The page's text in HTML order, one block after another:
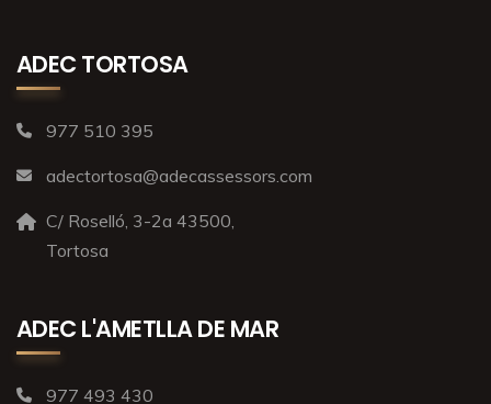
ADEC TORTOSA
977 510 395
adectortosa@adecassessors.com
C/ Roselló, 3-2a 43500,
Tortosa
ADEC L'AMETLLA DE MAR
977 493 430